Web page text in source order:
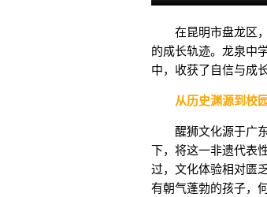
在昆明市盘龙区
的成长轨迹。龙泉中
中，收获了自信与成长
从历史渊源到校
醒狮文化源于广
下，将这一非遗代表
过，文化体验相对匮
有朝气蓬勃的孩子，